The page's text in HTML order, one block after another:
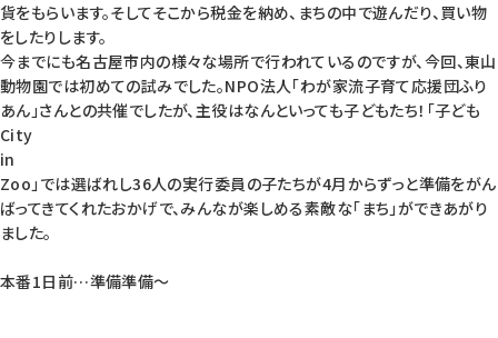
貨をもらいます。そしてそこから税金を納め、まちの中で遊んだり、買い物
をしたりします。
今までにも名古屋市内の様々な場所で行われているのですが、今回、東山
動物園では初めての試みでした。NPO法人「わが家流子育て応援団ふり
あん」さんとの共催でしたが、主役はなんといっても子どもたち！「子ども
City
in
Zoo」では選ばれし36人の実行委員の子たちが4月からずっと準備をがん
ばってきてくれたおかげで、みんなが楽しめる素敵な「まち」ができあがり
ました。
本番1日前…準備準備〜